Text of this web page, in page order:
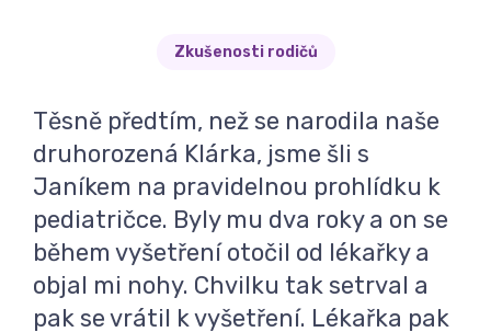
Zkušenosti rodičů
Těsně předtím, než se narodila naše
druhorozená Klárka, jsme šli s
Janíkem na pravidelnou prohlídku k
pediatričce. Byly mu dva roky a on se
během vyšetření otočil od lékařky a
objal mi nohy. Chvilku tak setrval a
pak se vrátil k vyšetření. Lékařka pak